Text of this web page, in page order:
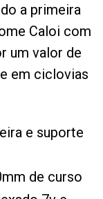
a primeira
Caloi com
um valor de
em ciclovias
e suporte
de curso